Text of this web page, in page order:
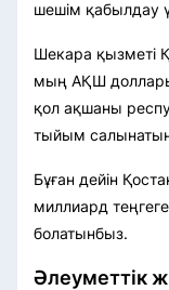
шешім қабылдау
Шекара қызметі
мың АҚШ
қол ақшаны
тыйым
Бұған дейін
миллиард
болатынбыз.
Әлеуметтік